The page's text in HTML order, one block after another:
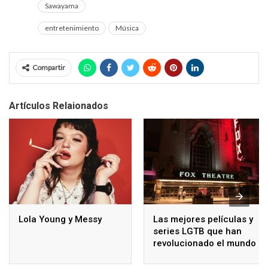
Sawayama
entretenimiento Música
Compartir
Artículos Relaionados
Lola Young y Messy
Las mejores películas y
series LGTB que han
revolucionado el mundo